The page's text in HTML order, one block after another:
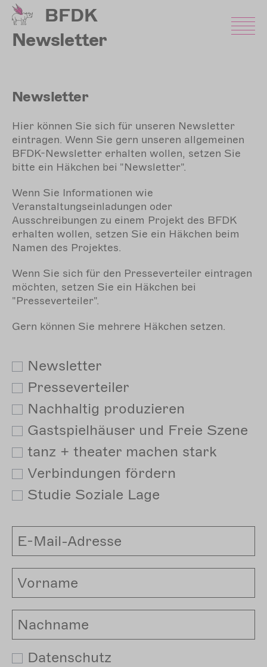
Direkt
zum
Inhalt
BFDK
Newsletter
Newsletter
Hier können Sie sich für unseren Newsletter
eintragen. Wenn Sie gern unseren allgemeinen
BFDK-Newsletter erhalten wollen, setzen Sie
bitte ein Häkchen bei "Newsletter".
Wenn Sie Informationen wie
Veranstaltungseinladungen oder
Ausschreibungen zu einem Projekt des BFDK
erhalten wollen, setzen Sie ein Häkchen beim
Namen des Projektes.
Wenn Sie sich für den Presseverteiler eintragen
möchten, setzen Sie ein Häkchen bei
"Presseverteiler".
Gern können Sie mehrere Häkchen setzen.
Newsletter
Presseverteiler
Nachhaltig produzieren
Gastspielhäuser und Freie Szene
tanz + theater machen stark
Verbindungen fördern
Studie Soziale Lage
Datenschutz